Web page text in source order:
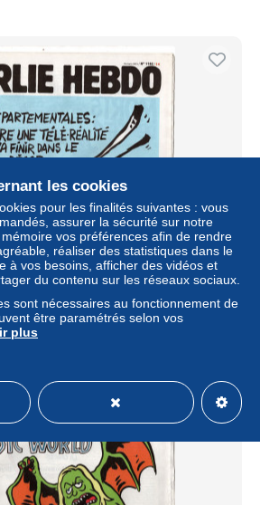
HEBDO N° 1182 Mars 2015
± 3,47 $US
Professionnel
les cookies
pour les finalités suivantes : vous
assurer la sécurité sur notre
vos préférences afin de rendre
réaliser des statistiques dans le
à vos besoins, afficher des vidéos et
du contenu sur les réseaux sociaux.
sont nécessaires au fonctionnement de
être paramétrés selon vos
plus